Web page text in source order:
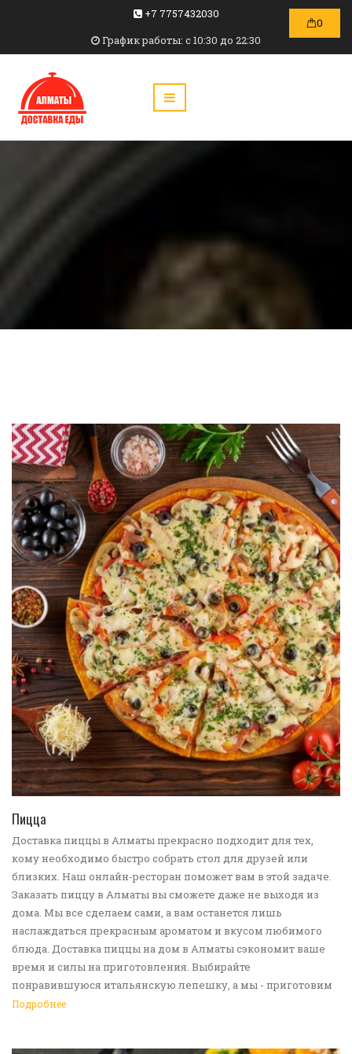
+7 7757432030
График работы: c 10:30 до 22:30
0
Пицца
Доставка пиццы в Алматы прекрасно подходит для тех,
кому необходимо быстро собрать стол для друзей или
близких. Наш онлайн-ресторан поможет вам в этой задаче.
Заказать пиццу в Алматы вы сможете даже не выходя из
дома. Мы все сделаем сами, а вам останется лишь
наслаждаться прекрасным ароматом и вкусом любимого
блюда. Доставка пиццы на дом в Алматы сэкономит ваше
время и силы на приготовления. Выбирайте
понравившуюся итальянскую лепешку, а мы - приготовим
ее в лучших традициях. Доставка еды в Алматы -
Подробнее